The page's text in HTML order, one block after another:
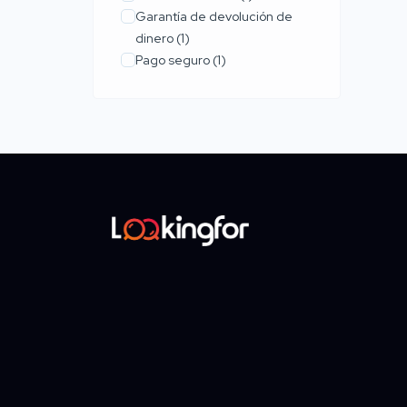
Garantía de devolución de
dinero (1)
Pago seguro (1)